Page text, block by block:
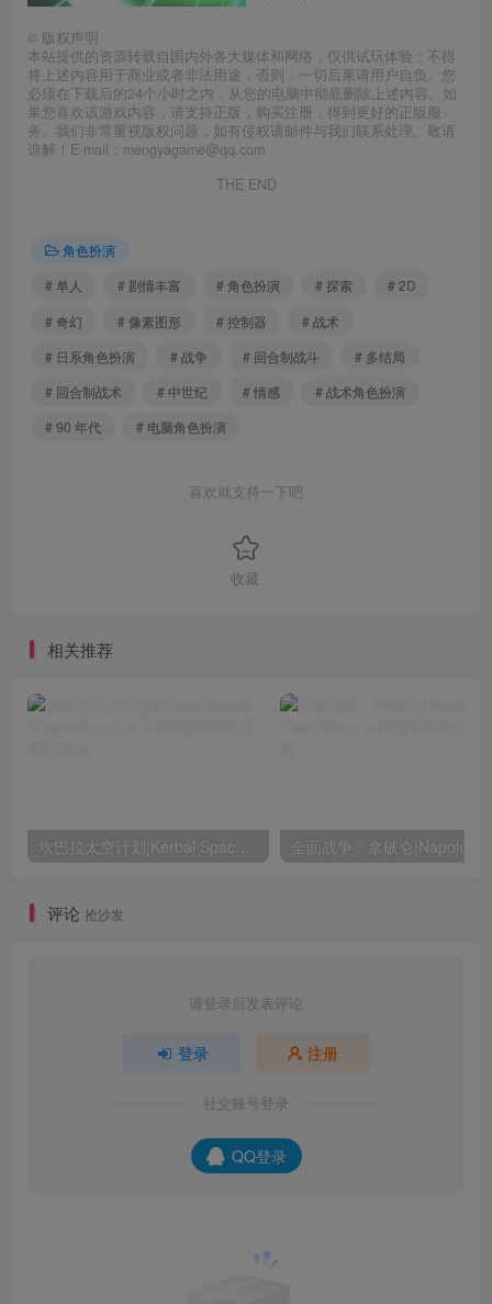
© 版权声明
本站提供的资源转载自国内外各大媒体和网络，仅供试玩体验；不得
将上述内容用于商业或者非法用途，否则，一切后果请用户自负。您
必须在下载后的24个小时之内，从您的电脑中彻底删除上述内容。如
果您喜欢该游戏内容，请支持正版，购买注册，得到更好的正版服
务。我们非常重视版权问题，如有侵权请邮件与我们联系处理。敬请
谅解！E-mail：mengyagame@qq.com
THE END
角色扮演
# 单人
# 剧情丰富 # 角色扮演 # 探索
# 2D
# 奇幻
# 像素图形 # 控制器
# 战术
# 日系角色扮演
# 战争 # 回合制战斗
# 多结局
# 回合制战术
# 中世纪 # 情感
# 战术角色扮演
# 90 年代
# 电脑角色扮演
喜欢就支持一下吧
收藏
相关推荐
坎巴拉太空计划|Kerbal Space Program|1.12.5.3190|整合全DLC
评论 抢沙发
请登录后发表评论
登录 注册
社交账号登录
QQ登录